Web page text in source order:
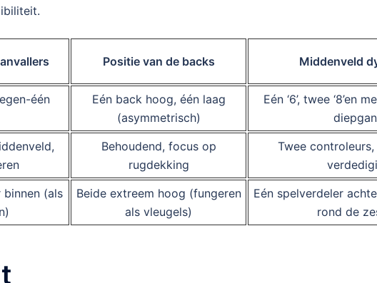
Positie van de backs Middenveld
één
Eén back hoog, één laag
(asymmetrisch)
Eén ‘6’, twee ‘8’en
Behoudend, focus op
rugdekking
Twee
binnen (als
Beide extreem hoog (fungeren
als vleugels)
Eén spelverdeler
rond de